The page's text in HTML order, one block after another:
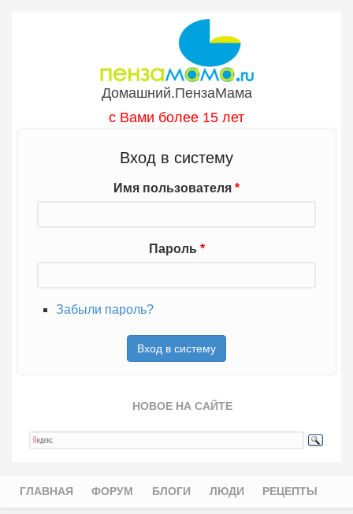
Домашний.ПензаМама
с Вами более 15 лет
Вход в систему
Имя пользователя *
Пароль *
Забыли пароль?
НОВОЕ НА САЙТЕ
Главное меню
ГЛАВНАЯ ФОРУМ БЛОГИ ЛЮДИ РЕЦЕПТЫ